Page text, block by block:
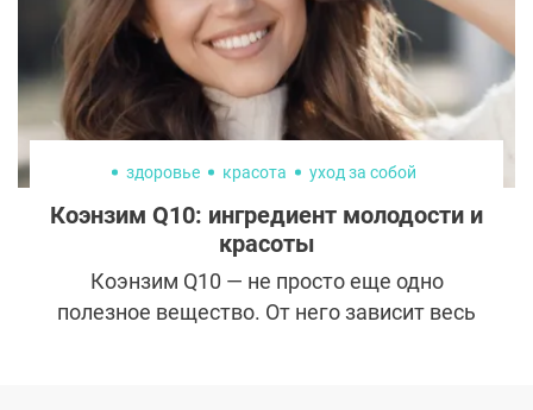
здоровье красота уход за собой
Коэнзим Q10: ингредиент молодости и
красоты
Коэнзим Q10 — не просто еще одно
полезное вещество. От него зависит весь